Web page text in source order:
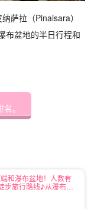
萨拉（Pinaisara）
布盆地的半日行程和
。
和瀑布盆地！人数有
步旅行路线♪从瀑布顶
附带午餐（12号）